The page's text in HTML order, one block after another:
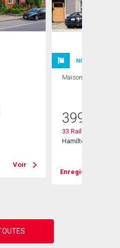
Voir
NOUVELLE
Maison
399 900
33 Railway Street
Hamilton, ON
Enregistrer